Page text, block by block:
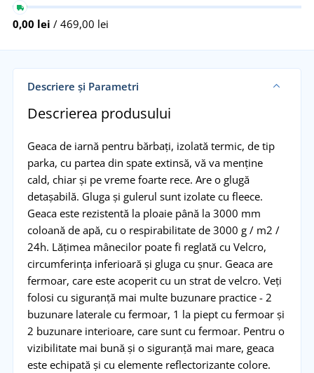
0,00 lei / 469,00 lei
Descriere și Parametri
Descrierea produsului
Geaca de iarnă pentru bărbați, izolată termic, de tip
parka, cu partea din spate extinsă, vă va menține
cald, chiar și pe vreme foarte rece. Are o glugă
detașabilă. Gluga și gulerul sunt izolate cu fleece.
Geaca este rezistentă la ploaie până la 3000 mm
coloană de apă, cu o respirabilitate de 3000 g / m2 /
24h. Lățimea mânecilor poate fi reglată cu Velcro,
circumferința inferioară și gluga cu șnur. Geaca are
fermoar, care este acoperit cu un strat de velcro. Veți
folosi cu siguranță mai multe buzunare practice - 2
buzunare laterale cu fermoar, 1 la piept cu fermoar și
2 buzunare interioare, care sunt cu fermoar. Pentru o
vizibilitate mai bună și o siguranță mai mare, geaca
este echipată și cu elemente reflectorizante colore.